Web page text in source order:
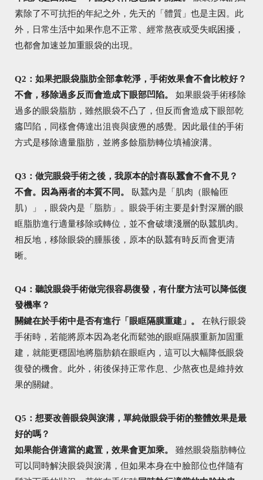
素除了不可抗拒的年紀之外，先天的「體質」也是主因。此
外，日常生活中如果作息不正常、經常熬夜或受失眠困擾，
也都會加速並加重眼袋的出現。
Q2：如果把眼袋脂肪全部拿乾淨，手術效果會不會比較好？
不會，移除過多反而會造成下眼部凹陷。
如果眼袋手術移除
過多的眼袋脂肪，雖然眼袋不凸了，但反而會造成下眼部乾
癟凹陷，同樣會傳達出沮喪與疲憊的感覺。因此最佳的手術
方式是移除適量脂肪，並將多餘脂肪轉位填補淚溝。
Q3：做完眼袋手術之後，我原本的討喜臥蠶會不會不見？
不會。因為兩者的本質不同。
臥蠶內是「肌肉（眼輪匝
肌）」，眼袋內是「脂肪」。眼袋手術主要是針對深層的眼
眶脂肪進行適量移除或轉位，並不會破壞淺層的臥蠶肌肉。
相反地，移除眼袋的腫脹後，原本的臥蠶有時反而會更清
晰。
Q4：聽說眼袋手術做完很容易復發，有什麼方法可以降低復
發機率？
關鍵在於手術中是否有進行「眼眶隔膜重建」。
在執行眼袋
手術時，若能將原本因為老化而鬆弛的眼眶隔膜重新加固重
建，就能更穩固地將脂肪鎖在眼眶內，這可以大幅降低眼袋
復發的機會。此外，術後保持正常作息、少熬夜也是維持效
果的關鍵。
Q5：想要改善眼袋與淚溝，單純做眼袋手術的整體效果是最
好的嗎？
如果能合併適當的處置，效果會更加乘。
雖然眼袋脂肪轉位
可以同時解決眼袋與淚溝，但如果本身在中臉部位也伴隨有